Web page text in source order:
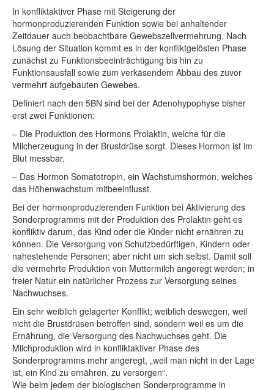
In konfliktaktiver Phase mit Steigerung der
hormonproduzierenden Funktion sowie bei anhaltender
Zeitdauer auch beobachtbare Gewebszellvermehrung. Nach
Lösung der Situation kommt es in der konfliktgelösten Phase
zunächst zu Funktionsbeeinträchtigung bis hin zu
Funktionsausfall sowie zum verkäsendem Abbau des zuvor
vermehrt aufgebauten Gewebes.
Definiert nach den 5BN sind bei der Adenohypophyse bisher
erst zwei Funktionen:
– Die Produktion des Hormons Prolaktin, welche für die
Milcherzeugung in der Brustdrüse sorgt. Dieses Hormon ist im
Blut messbar.
– Das Hormon Somatotropin, ein Wachstumshormon, welches
das Höhenwachstum mitbeeinflusst.
Bei der hormonproduzierenden Funktion bei Aktivierung des
Sonderprogramms mit der Produktion des Prolaktin geht es
konfliktiv darum, das Kind oder die Kinder nicht ernähren zu
können. Die Versorgung von Schutzbedürftigen, Kindern oder
nahestehende Personen; aber nicht um sich selbst. Damit soll
die vermehrte Produktion von Muttermilch angeregt werden; in
freier Natur ein natürlicher Prozess zur Versorgung seines
Nachwuchses.
Ein sehr weiblich gelagerter Konflikt; weiblich deswegen, weil
nicht die Brustdrüsen betroffen sind, sondern weil es um die
Ernährung, die Versorgung des Nachwuchses geht. Die
Milchproduktion wird in konfliktaktiver Phase des
Sonderprogramms mehr angeregt, „weil man nicht in der Lage
ist, ein Kind zu ernähren, zu versorgen“.
Wie beim jedem der biologischen Sonderprogramme in